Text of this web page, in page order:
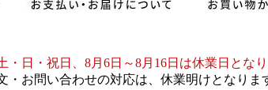
・日・祝日、8月6日～8月16日は休業日とな
・お問い合わせの対応は、休業明けとなりま